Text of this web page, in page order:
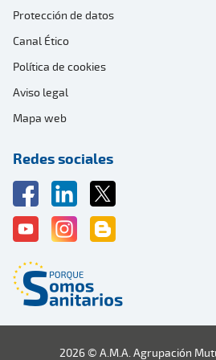
Protección de datos
Canal Ético
Política de cookies
Aviso legal
Mapa web
Redes sociales
2026 © A.M.A. Agrupación